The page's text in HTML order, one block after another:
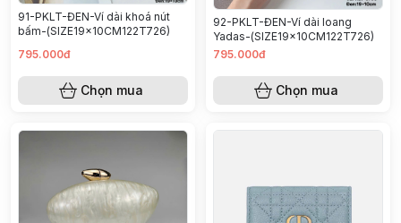
91-PKLT-ĐEN-Ví dài khoá nút
bấm-(SIZE19x10CM122T726)
795.000đ
Chọn mua
92-PKLT-ĐEN-Ví dài loang
Yadas-(SIZE19x10CM122T726)
795.000đ
Chọn mua